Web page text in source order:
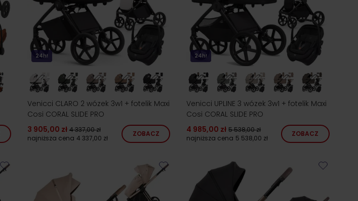
24h!
Venicci CLARO 2 wózek 3w1 + fotelik Maxi
Cosi CORAL SLIDE PRO
3 905,00 zł 4 337,00 zł
najniższa cena 4 337,00 zł
ZOBACZ
24h!
Venicci UPLINE 3 wózek 3w1 + fotelik Maxi
Cosi CORAL SLIDE PRO
4 985,00 zł 5 538,00 zł
najniższa cena 5 538,00 zł
ZOBACZ